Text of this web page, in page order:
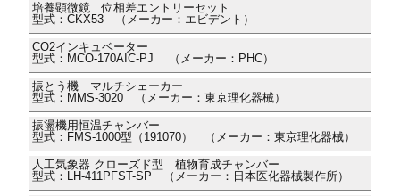
培養顕微鏡 位相差エントリーセット
型式：CKX53 （メーカー：エビデント）
CO2インキュベーター
型式：MCO-170AIC-PJ （メーカー：PHC）
振とう機 マルチシェーカー
型式：MMS-3020 （メーカー：東京理化器械）
振盪機用恒温チャンバー
型式：FMS-1000型（191070） （メーカー：東京理化器械）
人工気象器 クローズド型 植物育成チャンバー
型式：LH-411PFST-SP （メーカー：日本医化器械製作所）